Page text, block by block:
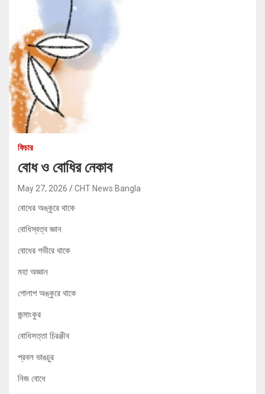
ফিচার
বোধ ও বোধির নেকাব
May 27, 2026 CHT News Bangla
বোধের অঙ্কুরে থাকে
বোধিস্বত্ব জ্ঞান
বোধের গভীরে থাকে
মহা অজ্ঞান
গোলাপ অঙ্কুরে থাকে
জন্মাংকুর
বোধিসত্তা চিরঞ্জীব
প্রবল ভাঙচুর
নিজ বোধে